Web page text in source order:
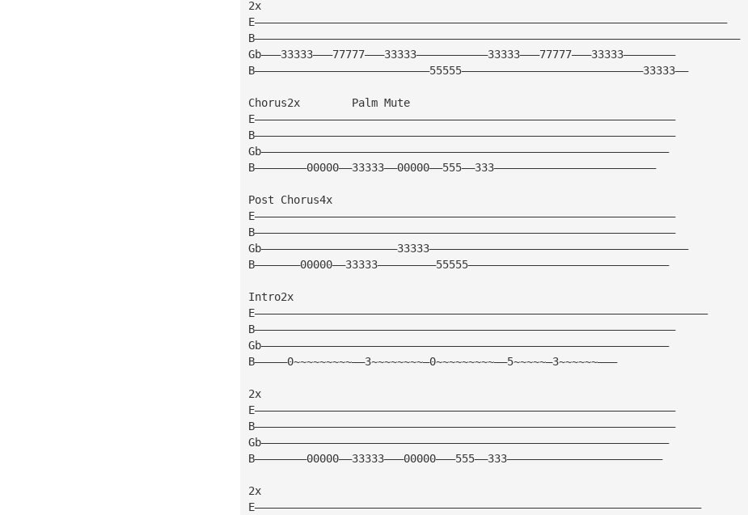
2x
E—————————————————————————————————————————————————————————————————————————
B———————————————————————————————————————————————————————————————————————————
Gb———33333———77777———33333———————————33333———77777———33333————————
B———————————————————————————55555————————————————————————————33333——
Chorus2x        Palm Mute
E—————————————————————————————————————————————————————————————————
B—————————————————————————————————————————————————————————————————
Gb———————————————————————————————————————————————————————————————
B————————00000——33333——00000——555——333—————————————————————————
Post Chorus4x
E—————————————————————————————————————————————————————————————————
B—————————————————————————————————————————————————————————————————
Gb—————————————————————33333————————————————————————————————————————
B———————00000——33333—————————55555———————————————————————————————
Intro2x
E——————————————————————————————————————————————————————————————————————
B—————————————————————————————————————————————————————————————————
Gb———————————————————————————————————————————————————————————————
B—————0~~~~~~~~~——3~~~~~~~~—0~~~~~~~~~——5~~~~~—3~~~~~~———
2x
E—————————————————————————————————————————————————————————————————
B—————————————————————————————————————————————————————————————————
Gb———————————————————————————————————————————————————————————————
B————————00000——33333———00000———555——333————————————————————————
2x
E—————————————————————————————————————————————————————————————————————